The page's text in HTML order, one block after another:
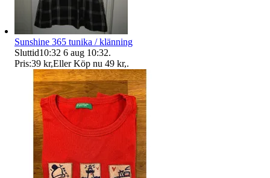
Sunshine 365 tunika / klänning
Sluttid10:32 6 aug 10:32.
Pris:39 kr,Eller Köp nu 49 kr,.